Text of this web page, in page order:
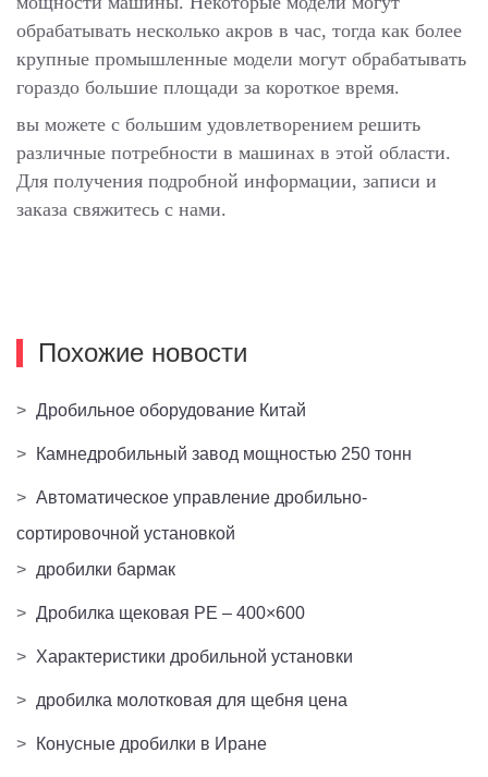
обрабатывать несколько акров в час, тогда как более
крупные промышленные модели могут обрабатывать
гораздо большие площади за короткое время.
вы можете с большим удовлетворением решить
различные потребности в машинах в этой области.
Для получения подробной информации, записи и
заказа свяжитесь с нами.
Похожие новости
> Дробильное оборудование Китай
> Камнедробильный завод мощностью 250 тонн
> Автоматическое управление дробильно-
сортировочной установкой
> дробилки бармак
> Дробилка щековая PE – 400×600
> Характеристики дробильной установки
> дробилка молотковая для щебня цена
> Конусные дробилки в Иране